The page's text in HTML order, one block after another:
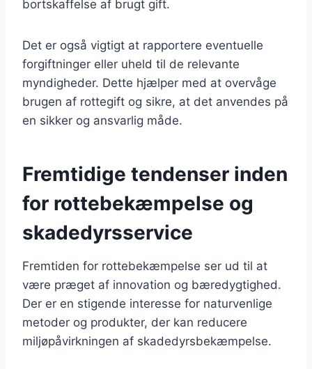
bortskaffelse af brugt gift.
Det er også vigtigt at rapportere eventuelle
forgiftninger eller uheld til de relevante
myndigheder. Dette hjælper med at overvåge
brugen af rottegift og sikre, at det anvendes på
en sikker og ansvarlig måde.
Fremtidige tendenser inden
for rottebekæmpelse og
skadedyrsservice
Fremtiden for rottebekæmpelse ser ud til at
være præget af innovation og bæredygtighed.
Der er en stigende interesse for naturvenlige
metoder og produkter, der kan reducere
miljøpåvirkningen af skadedyrsbekæmpelse.